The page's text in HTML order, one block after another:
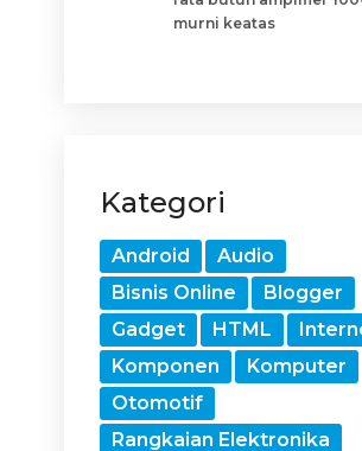
murni keatas
Kategori
Android
Audio
Bisnis Online
Blogger
Gadget
HTML
Komponen
Komputer
Otomotif
Rangkaian Elektronika